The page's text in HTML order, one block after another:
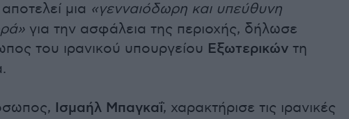
αποτελεί μια «γενναιόδωρη και υπεύθυνη
για την ασφάλεια της περιοχής, δήλωσε
του ιρανικού υπουργείου Εξωτερικών τη
Ισμαήλ Μπαγκαΐ, χαρακτήρισε τις ιρανικές